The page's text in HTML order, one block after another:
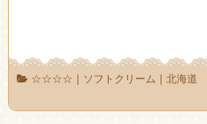
☆☆☆☆ | ソフトクリーム | 北海道